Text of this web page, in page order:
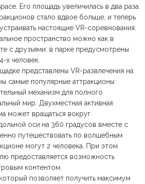
Его площадь увеличилась в два раза.
стало вдвое больше, и теперь
настоящие VR-соревнования.
пространство можно как в
с друзьями: в парке предусмотрены
х человек.
представлены VR-развлечения на
самые популярные аттракционы:
механизм для полного
мир. Двухместная активная
может вращаться вокруг
оси на 360 градусов вместе с
путешествовать по волшебным
могут 2 человека. При этом
предоставляется возможность
контентом.
позволяет получить максимум